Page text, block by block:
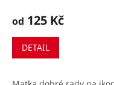
produktu
je
5,0
5
od 125 Kč
DETAIL